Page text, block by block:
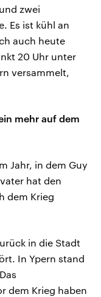
zwei
Es ist kühl an
auch heute
20 Uhr unter
versammelt,
mehr auf dem
Jahr, in dem Guy
hat den
dem Krieg
in die Stadt
In Ypern stand
dem Krieg haben